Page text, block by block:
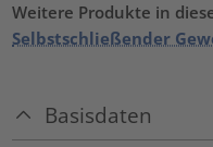
Weitere Produkte in
Selbstschließender
Basisdaten